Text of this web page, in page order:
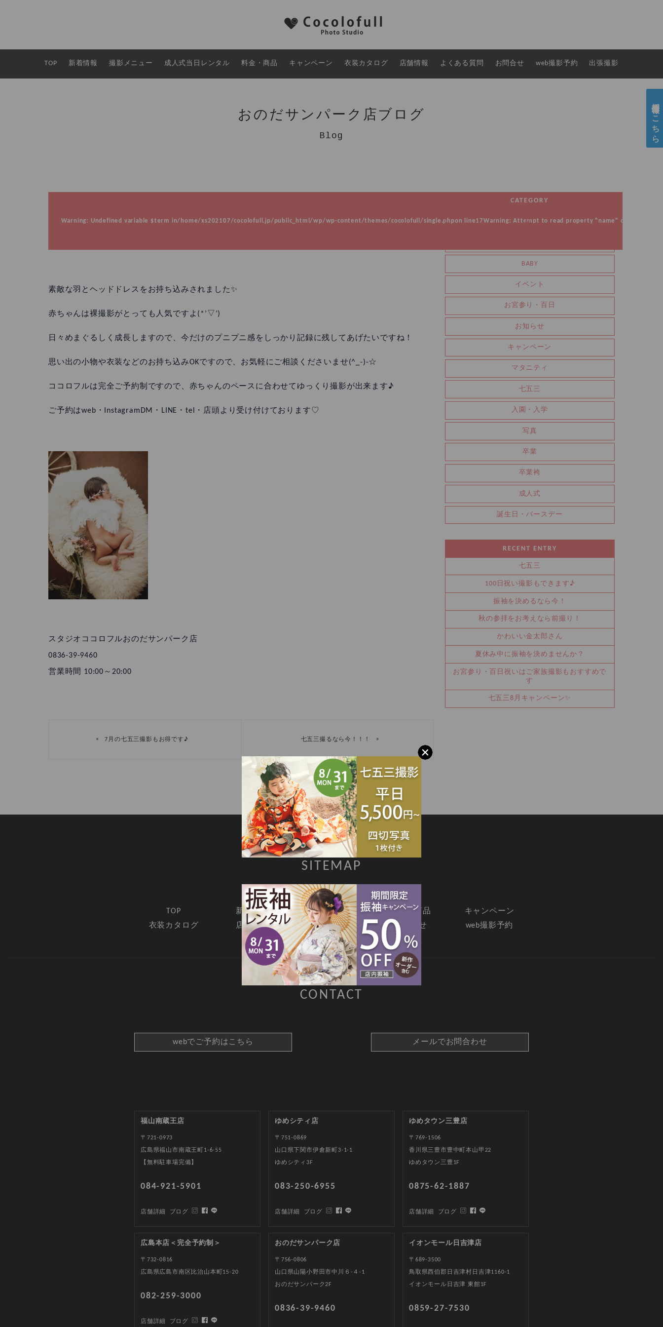
TOP 新着情報 撮影メニュー 成人式当日レンタル 料金・商品 キャンペーン 衣装カタログ 店舗情報 よくある質問 お問合せ web撮影予約 出張撮影
おのだサンパーク店ブログ
Blog
Warning: Undefined variable $term in/home/xs202107/cocolofull.jp/public_html/wp/wp-content/themes/cocolofull/single.phpon line17Warning: Attempt to read property "name" on null in
素敵な羽とヘッドドレスをお持ち込みされました✨
赤ちゃんは裸撮影がとっても人気ですよ(*’▽’)
日々めまぐるしく成長しますので、今だけのプニプニ感をしっかり記録に残してあげたいですね！
思い出の小物や衣装などのお持ち込みOKですので、お気軽にご相談くださいませ(^_-)-☆
ココロフルは完全ご予約制ですので、赤ちゃんのペースに合わせてゆっくり撮影が出来ます♪
ご予約はweb・InstagramDM・LINE・tel・店頭より受け付けております♡
スタジオココロフルおのだサンパーク店
0836-39-9460
営業時間 10:00～20:00
« 7月の七五三撮影もお得です♪ 七五三撮るなら今！！！ »
CATEGORY
ALL
BABY
イベント
お宮参り・百日
お知らせ
キャンペーン
マタニティ
七五三
入園・入学
写真
卒業
卒業袴
成人式
誕生日・バースデー
RECENT ENTRY
七五三
100日祝い撮影もできます♪
振袖を決めるなら今！
秋の参拝をお考えなら前撮り！
かわいい金太郎さん
夏休み中に振袖を決めませんか？
お宮参り・百日祝いはご家族撮影もおすすめで
す
七五三8月キャンペーン✨
SITEMAP
TOP 新着情報 撮影メニュー 料金・商品
キャンペーン
衣装カタログ
店舗情報 よくあるご質問 お問合せ web撮影予約
CONTACT
webでご予約はこちら メールでお問合わせ
福山南蔵王店
〒721-0973
広島県福山市南蔵王町1-6-55
【無料駐車場完備】
084-921-5901
店舗詳細 ブログ
ゆめシティ店
〒751-0869
山口県下関市伊倉新町3-1-1
ゆめシティ3F
083-250-6955
店舗詳細 ブログ
ゆめタウン三豊店
〒769-1506
香川県三豊市豊中町本山甲22
ゆめタウン三豊1F
0875-62-1887
店舗詳細 ブログ
広島本店＜完全予約制＞
〒732-0816
広島県広島市南区比治山本町15-20
082-259-3000
店舗詳細 ブログ
おのだサンパーク店
〒756-0806
山口県山陽小野田市中川６-４-1
おのだサンパーク2F
0836-39-9460
イオンモール日吉津店
〒689-3500
鳥取県西伯郡日吉津村日吉津1160-1
イオンモール日吉津 東館1F
0859-27-7530
採用情報はこちら